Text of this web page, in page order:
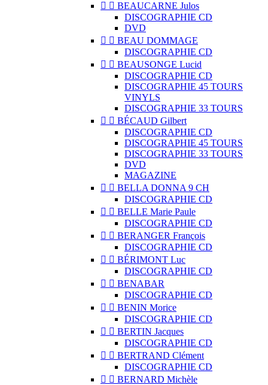
  BEAUCARNE Julos
DISCOGRAPHIE CD
DVD
  BEAU DOMMAGE
DISCOGRAPHIE CD
  BEAUSONGE Lucid
DISCOGRAPHIE CD
DISCOGRAPHIE 45 TOURS
VINYLS
DISCOGRAPHIE 33 TOURS
  BÉCAUD Gilbert
DISCOGRAPHIE CD
DISCOGRAPHIE 45 TOURS
DISCOGRAPHIE 33 TOURS
DVD
MAGAZINE
  BELLA DONNA 9 CH
DISCOGRAPHIE CD
  BELLE Marie Paule
DISCOGRAPHIE CD
  BERANGER François
DISCOGRAPHIE CD
  BÉRIMONT Luc
DISCOGRAPHIE CD
  BENABAR
DISCOGRAPHIE CD
  BENIN Morice
DISCOGRAPHIE CD
  BERTIN Jacques
DISCOGRAPHIE CD
  BERTRAND Clément
DISCOGRAPHIE CD
  BERNARD Michèle